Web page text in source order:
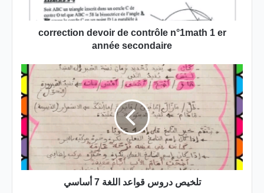
année
secondaire
correction devoir de contrôle n°1math 1 er
année secondaire
تلخيص
دروس
اللغة
7
أساسي
تلخيص دروس قواعد اللغة 7 أساسي